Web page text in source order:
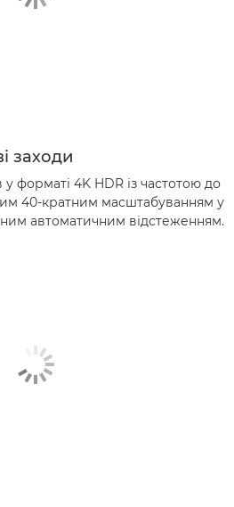
заходи
у форматі 4K HDR із частотою до
40-кратним масштабуванням у
автоматичним відстеженням.